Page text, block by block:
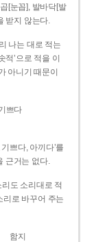
[눈꼽], 발바닥[발
받지 않는다.
나는 대로 적는
적’으로 적을 이
아니기 때문이
쁘다
쁘다, 아끼다’를
근거는 없다.
도 소리대로 적
리로 바꾸어 주는
함지